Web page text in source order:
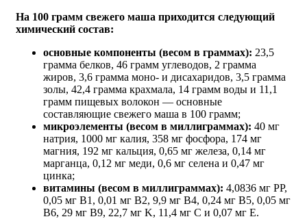
На 100 грамм свежего маша приходится следующий
химический состав:
основные компоненты (весом в граммах): 23,5
грамма белков, 46 грамм углеводов, 2 грамма
жиров, 3,6 грамма моно- и дисахаридов, 3,5 грамма
золы, 42,4 грамма крахмала, 14 грамм воды и 11,1
грамм пищевых волокон — основные
составляющие свежего маша в 100 грамм;
микроэлементы (весом в миллиграммах): 40 мг
натрия, 1000 мг калия, 358 мг фосфора, 174 мг
магния, 192 мг кальция, 0,65 мг железа, 0,14 мг
марганца, 0,12 мг меди, 0,6 мг селена и 0,47 мг
цинка;
витамины (весом в миллиграммах): 4,0836 мг PP,
0,05 мг B1, 0,01 мг B2, 9,9 мг B4, 0,24 мг B5, 0,05 мг
B6, 29 мг B9, 22,7 мг K, 11,4 мг C и 0,07 мг E.